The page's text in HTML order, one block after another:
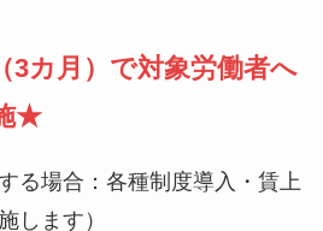
3カ月）で対象労働者へ
★
る場合：各種制度導入・賃上
します）